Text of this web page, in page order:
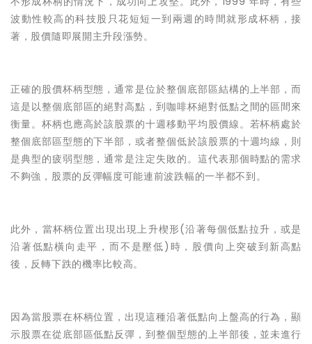
波動性較高的科技股只花短短一到兩週的時間就形成杯柄，接
著，股價隨即展開主升段漲勢。
正確的股價杯柄型態，通常是位於整個底部區結構的上半部，而
這是以整個底部區的絕對高點，到咖啡杯絕對低點之間的區間來
衡量。杯柄也應高於該股票的十週移動平均股價線。若杯柄處於
整個底部區型態的下半部，或者整個低於該股票的十週均線，則
是典型的疲弱型態，通常是注定失敗的。這代表那個時點的需求
不夠強，股票的反彈幅度可能連前波跌幅的一半都不到。
此外，當杯柄位置出現出現上升楔形(沿著每個低點拉升，或是
沿著低點橫向走平，而不是壓低)時，股價向上突破到新高點
後，反轉下跌的機率比較高。
因為當股票在杯柄位置，出現這種沿著低點向上盤高的行為，顯
示股票在從底部區低點反彈，到整個型態的上半部後，並未進行